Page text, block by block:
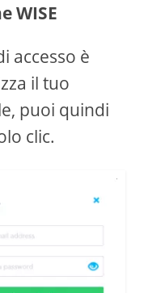
WISE
accesso è
il tuo
puoi quindi
clic.